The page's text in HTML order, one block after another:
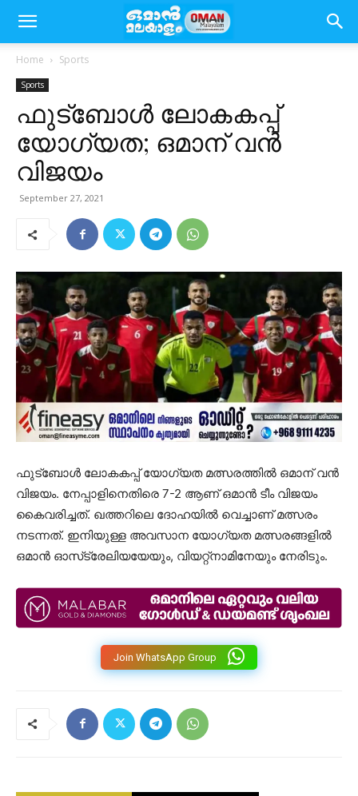
Home Sports
Sports
ഫുട്ബോൾ ലോകകപ്പ്
യോഗ്യത; ഒമാന് വൻ
വിജയം
September 27, 2021
ഫുട്ബോൾ ലോകകപ്പ് യോഗ്യത മത്സരത്തിൽ ഒമാന് വൻ
വിജയം. നേപ്പാളിനെതിരെ 7-2 ആണ് ഒമാൻ ടീം വിജയം
കൈവരിച്ചത്. ഖത്തറിലെ ദോഹയിൽ വെച്ചാണ് മത്സരം
നടന്നത്. ഇനിയുള്ള അവസാന യോഗ്യത മത്സരങ്ങളിൽ
ഒമാൻ ഓസ്‌ട്രേലിയയേയും, വിയറ്റ്നാമിനേയും നേരിടും.
Join WhatsApp Group